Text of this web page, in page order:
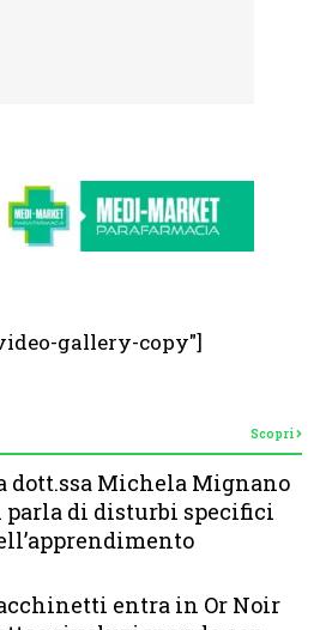
gallery-copy"]
Scopri
dott.ssa Michela Mignano
parla di disturbi specifici
entra in Or Noir